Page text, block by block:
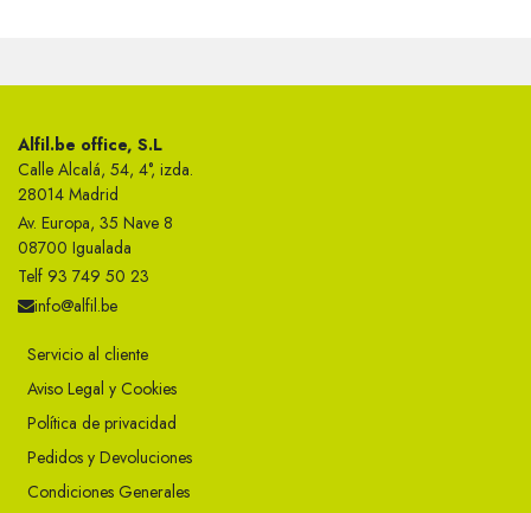
Alfil.be office, S.L
Calle Alcalá, 54, 4°, izda.
28014 Madrid
Av. Europa, 35 Nave 8
08700 Igualada
Telf 93 749 50 23
info@alfil.be
Servicio al cliente
Aviso Legal y Cookies
Política de privacidad
Pedidos y Devoluciones
Condiciones Generales